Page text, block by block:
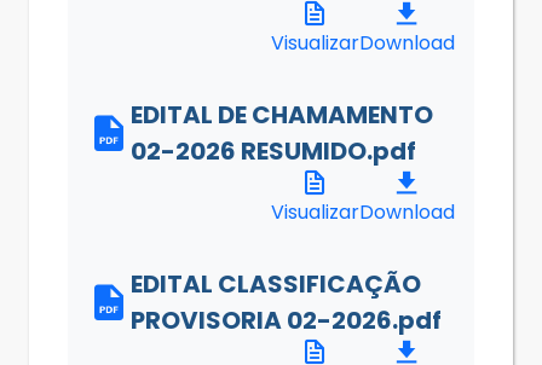
VisualizarDownload
EDITAL DE CHAMAMENTO
02-2026 RESUMIDO.pdf
VisualizarDownload
EDITAL CLASSIFICAÇÃO
PROVISORIA 02-2026.pdf